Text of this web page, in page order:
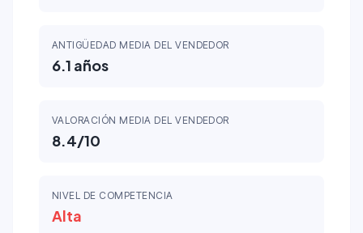
ANTIGÜEDAD MEDIA DEL VENDEDOR
6.1 años
VALORACIÓN MEDIA DEL VENDEDOR
8.4/10
NIVEL DE COMPETENCIA
Alta